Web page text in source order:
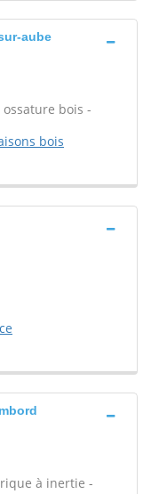
aube
bois -
bois
à inertie -